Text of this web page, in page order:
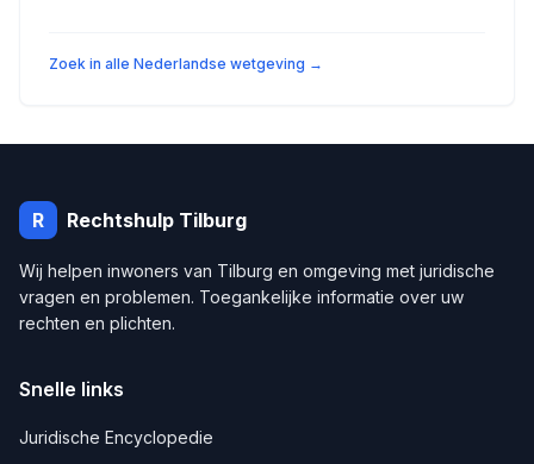
Zoek in alle Nederlandse wetgeving →
R Rechtshulp Tilburg
Wij helpen inwoners van Tilburg en omgeving met juridische
vragen en problemen. Toegankelijke informatie over uw
rechten en plichten.
Snelle links
Juridische Encyclopedie